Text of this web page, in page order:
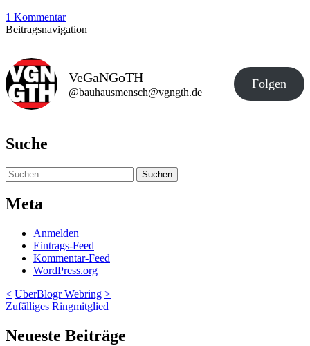
1 Kommentar
Beitragsnavigation
VeGaNGoTH
@bauhausmensch@vgngth.de
Folgen
Suche
Suchen
nach:
Meta
Anmelden
Eintrags-Feed
Kommentar-Feed
WordPress.org
< UberBlogr Webring >
Zufälliges Ringmitglied
Neueste Beiträge